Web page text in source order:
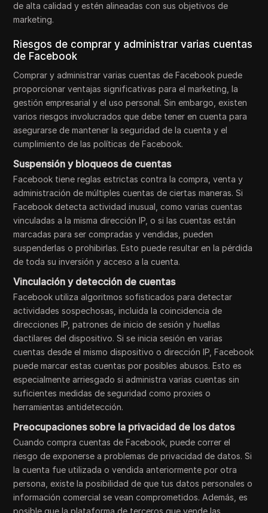
de alta calidad y estén alineadas con sus objetivos de
marketing.
Riesgos de comprar y administrar varias cuentas
de Facebook
Comprar y administrar varias cuentas de Facebook puede
proporcionar ventajas significativas para el marketing, la
gestión empresarial y el uso personal. Sin embargo, existen
varios riesgos involucrados que debe tener en cuenta para
asegurarse de mantener la seguridad de la cuenta y el
cumplimiento de las políticas de Facebook.
Suspensión y bloqueos de cuentas
Facebook tiene reglas estrictas contra la compra, venta y
administración de múltiples cuentas de ciertas maneras. Si
Facebook detecta actividad inusual, como varias cuentas
vinculadas a la misma dirección IP, o si las cuentas están
marcadas para ser compradas y vendidas, pueden
suspenderlas o prohibirlas. Esto puede resultar en la pérdida
de toda su inversión y acceso a la cuenta.
Vinculación y detección de cuentas
Facebook utiliza algoritmos sofisticados para detectar
actividades sospechosas, incluida la coincidencia de
direcciones IP, patrones de inicio de sesión y huellas
dactilares del dispositivo. Si se inicia sesión en varias
cuentas desde el mismo dispositivo o dirección IP, Facebook
puede marcar estas cuentas por posibles abusos. Esto es
especialmente arriesgado si administra varias cuentas sin
suficientes medidas de seguridad como proxies o
herramientas antidetección.
Preocupaciones sobre la privacidad de los datos
Cuando compra cuentas de Facebook, puede correr el
riesgo de exponerse a problemas de privacidad de datos. Si
la cuenta fue utilizada o vendida anteriormente por otra
persona, existe la posibilidad de que tus datos personales o
información comercial se vean comprometidos. Además, es